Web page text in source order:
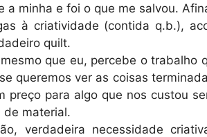
a minha e foi o que me salvou.
à criatividade (contida q.b.),
quilt.
que eu, percebe o trabalho
queremos ver as coisas
preço para algo que nos custou
de material.
verdadeira necessidade